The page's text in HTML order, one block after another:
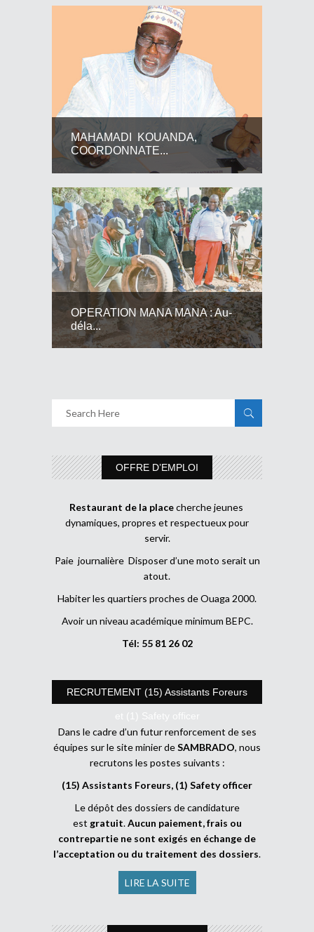
MAHAMADI KOUANDA,
COORDONNATE...
OPERATION MANA MANA : Au-
déla...
OFFRE D’EMPLOI
Restaurant de la placecherche jeunes
dynamiques, propres et respectueux pour
servir.
Paie journalière Disposer d’une moto serait un
atout.
Habiter les quartiers proches de Ouaga 2000.
Avoir un niveau académique minimum BEPC.
Tél: 55 81 26 02
RECRUTEMENT (15) Assistants Foreurs
et (1) Safety officer
Dans le cadre d’un futur renforcement de ses
équipes sur le site minier deSAMBRADO, nous
recrutons les postes suivants :
(15) Assistants Foreurs, (1) Safety officer
Le dépôt des dossiers de candidature
est gratuit.Aucun paiement, frais ou
contrepartie ne sont exigés en échange de
l’acceptation ou du traitement des dossiers.
LIRE LA SUITE